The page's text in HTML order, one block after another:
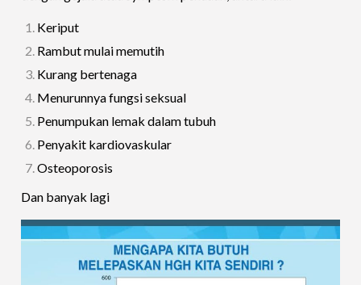
Keriput
Rambut mulai memutih
Kurang bertenaga
Menurunnya fungsi seksual
Penumpukan lemak dalam tubuh
Penyakit kardiovaskular
Osteoporosis
Dan banyak lagi